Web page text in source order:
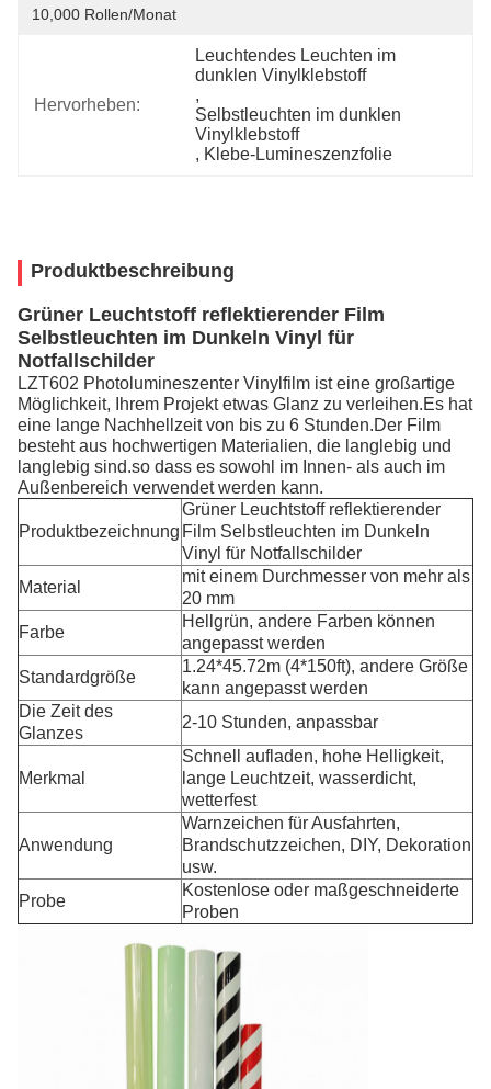
10,000 Rollen/Monat
Hervorheben:
Leuchtendes Leuchten im
dunklen Vinylklebstoff
,
Selbstleuchten im dunklen
Vinylklebstoff
, Klebe-Lumineszenzfolie
Produktbeschreibung
Grüner Leuchtstoff reflektierender Film
Selbstleuchten im Dunkeln Vinyl für
Notfallschilder
LZT602 Photolumineszenter Vinylfilm ist eine großartige
Möglichkeit, Ihrem Projekt etwas Glanz zu verleihen.Es hat
eine lange Nachhellzeit von bis zu 6 Stunden.Der Film
besteht aus hochwertigen Materialien, die langlebig und
langlebig sind.so dass es sowohl im Innen- als auch im
Außenbereich verwendet werden kann.
Produktbezeichnung
Grüner Leuchtstoff reflektierender
Film Selbstleuchten im Dunkeln
Vinyl für Notfallschilder
Material
mit einem Durchmesser von mehr als
20 mm
Farbe
Hellgrün, andere Farben können
angepasst werden
Standardgröße
1.24*45.72m (4*150ft), andere Größe
kann angepasst werden
Die Zeit des
Glanzes
2-10 Stunden, anpassbar
Merkmal
Schnell aufladen, hohe Helligkeit,
lange Leuchtzeit, wasserdicht,
wetterfest
Anwendung
Warnzeichen für Ausfahrten,
Brandschutzzeichen, DIY, Dekoration
usw.
Probe
Kostenlose oder maßgeschneiderte
Proben